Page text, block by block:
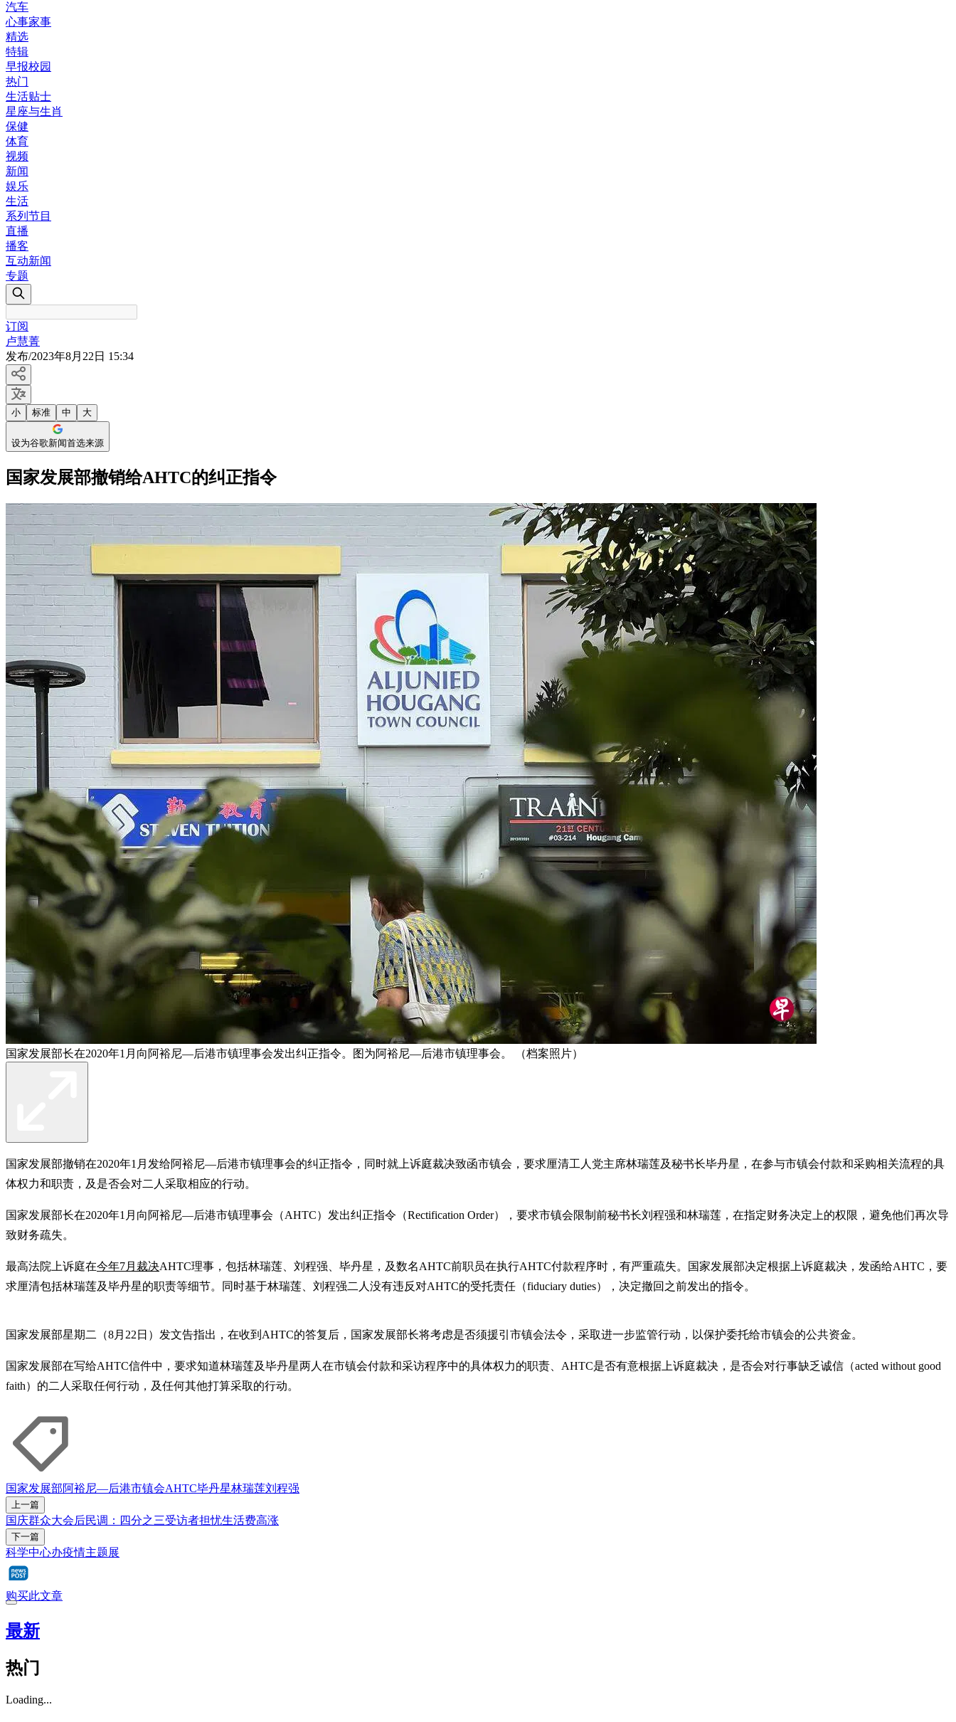
汽车
心事家事
精选
特辑
早报校园
热门
生活贴士
星座与生肖
保健
体育
视频
新闻
娱乐
生活
系列节目
直播
播客
互动新闻
专题
订阅
卢慧菁
发布/2023年8月22日 15:34
小 标准 中 大
设为谷歌新闻首选来源
国家发展部撤销给AHTC的纠正指令
国家发展部长在2020年1月向阿裕尼—后港市镇理事会发出纠正指令。图为阿裕尼—后港市镇理事会。 （档案照片）
国家发展部撤销在2020年1月发给阿裕尼—后港市镇理事会的纠正指令，同时就上诉庭裁决致函市镇会，要求厘清工人党主席林瑞莲及秘书长毕丹星，在参与市镇会付款和采购相关流程的具
体权力和职责，及是否会对二人采取相应的行动。
国家发展部长在2020年1月向阿裕尼—后港市镇理事会（AHTC）发出纠正指令（Rectification Order），要求市镇会限制前秘书长刘程强和林瑞莲，在指定财务决定上的权限，避免他们再次导
致财务疏失。
最高法院上诉庭在今年7月裁决AHTC理事，包括林瑞莲、刘程强、毕丹星，及数名AHTC前职员在执行AHTC付款程序时，有严重疏失。国家发展部决定根据上诉庭裁决，发函给AHTC，要
求厘清包括林瑞莲及毕丹星的职责等细节。同时基于林瑞莲、刘程强二人没有违反对AHTC的受托责任（fiduciary duties），决定撤回之前发出的指令。
国家发展部星期二（8月22日）发文告指出，在收到AHTC的答复后，国家发展部长将考虑是否须援引市镇会法令，采取进一步监管行动，以保护委托给市镇会的公共资金。
国家发展部在写给AHTC信件中，要求知道林瑞莲及毕丹星两人在市镇会付款和采访程序中的具体权力的职责、AHTC是否有意根据上诉庭裁决，是否会对行事缺乏诚信（acted without good
faith）的二人采取任何行动，及任何其他打算采取的行动。
国家发展部阿裕尼—后港市镇会AHTC毕丹星林瑞莲刘程强
上一篇
国庆群众大会后民调：四分之三受访者担忧生活费高涨
下一篇
科学中心办疫情主题展
购买此文章
最新
热门
Loading...